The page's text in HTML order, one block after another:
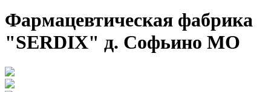
Фармацевтическая фабрика
"SERDIX" д. Софьино МО